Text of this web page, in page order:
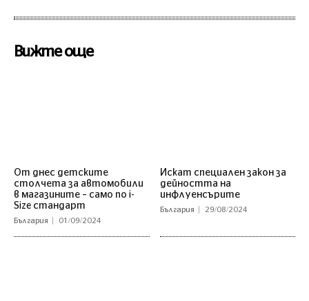
Вижте още
От днес детските
столчета за автомобили
в магазините – само по i-
Size стандарт
България 01/09/2024
Искат специален закон за
дейността на
инфлуенсърите
България 29/08/2024